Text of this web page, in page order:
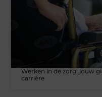
Werken in de zorg: jouw
carrière